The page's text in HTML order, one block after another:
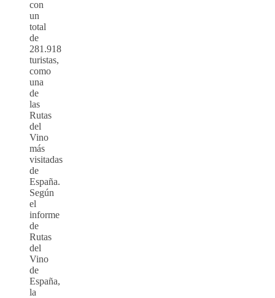
con
un
total
de
281.918
turistas,
como
una
de
las
Rutas
del
Vino
más
visitadas
de
España.
Según
el
informe
de
Rutas
del
Vino
de
España,
la